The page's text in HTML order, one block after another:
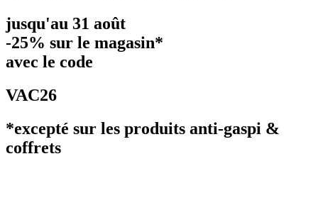
jusqu'au 31 août
-25% sur le magasin*
avec le code
VAC26
*excepté sur les produits anti-gaspi &
coffrets